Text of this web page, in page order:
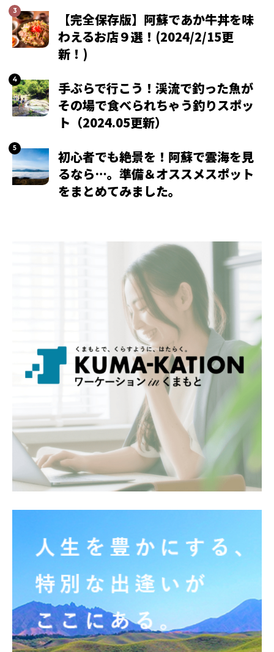
【完全保存版】阿蘇であか牛丼を味
わえるお店９選！(2024/2/15更
新！)
手ぶらで行こう！渓流で釣った魚が
その場で食べられちゃう釣りスポッ
ト（2024.05更新）
初心者でも絶景を！阿蘇で雲海を見
るなら…。準備＆オススメスポット
をまとめてみました。